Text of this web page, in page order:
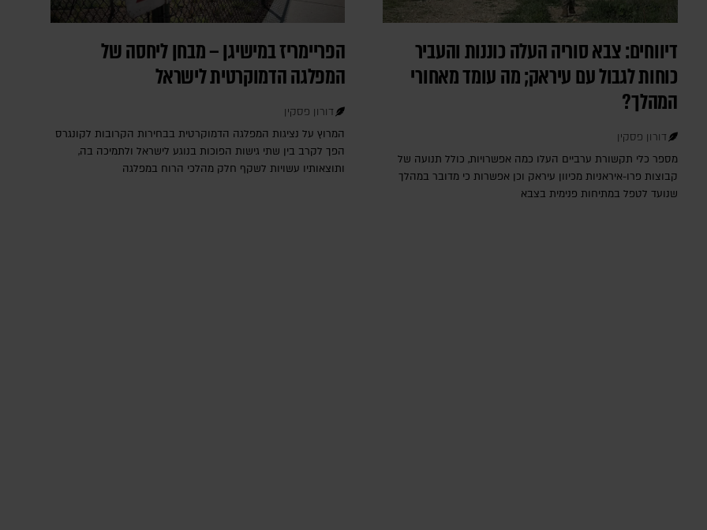
דיווחים: צבא סוריה העלה כוננות והעביר
כוחות לגבול עם עיראק; מה עומד מאחורי
המהלך?
דורון פסקין
מספר כלי תקשורת ערביים העלו כמה אפשרויות, כולל תנועה של
קבוצות פרו-איראניות מכיוון עיראק וכן אפשרות כי מדובר במהלך
שנועד לטפל במתיחות פנימית בצבא
הפריימריז במישיגן – מבחן ליחסה של
המפלגה הדמוקרטית לישראל
דורון פסקין
המרוץ על נציגות המפלגה הדמוקרטית בבחירות הקרובות לקונגרס
הפך לקרב בין שתי גישות הפוכות בנוגע לישראל ולתמיכה בה,
ותוצאותיו עשויות לשקף חלק מהלכי הרוח במפלגה